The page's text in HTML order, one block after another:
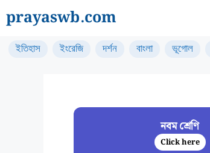
to
content
prayaswb.com
ইতিহাস ইংরেজি দর্শন বাংলা ভূগোল
নবম শ্রেণি
Click here